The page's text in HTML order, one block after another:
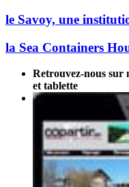
le Savoy, une
la Sea Containers
Retrouvez-nous sur
et tablette